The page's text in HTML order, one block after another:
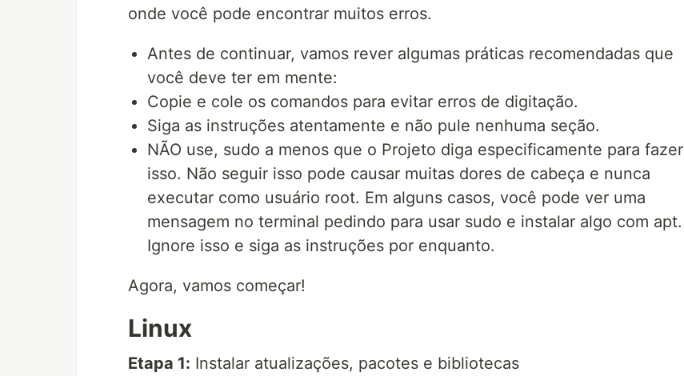
onde você pode encontrar muitos erros.
Antes de continuar, vamos rever algumas práticas recomendadas que
você deve ter em mente:
Copie e cole os comandos para evitar erros de digitação.
Siga as instruções atentamente e não pule nenhuma seção.
NÃO use, sudo a menos que o Projeto diga especificamente para fazer
isso. Não seguir isso pode causar muitas dores de cabeça e nunca
executar como usuário root. Em alguns casos, você pode ver uma
mensagem no terminal pedindo para usar sudo e instalar algo com apt.
Ignore isso e siga as instruções por enquanto.
Agora, vamos começar!
Linux
Etapa 1: Instalar atualizações, pacotes e bibliotecas